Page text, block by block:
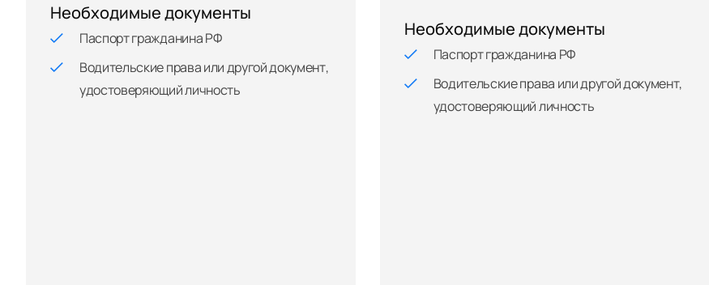
Необходимые документы
Паспорт гражданина РФ
Водительские права или другой документ,
удостоверяющий личность
Необходимые документы
Паспорт гражданина РФ
Водительские права или другой документ,
удостоверяющий личность